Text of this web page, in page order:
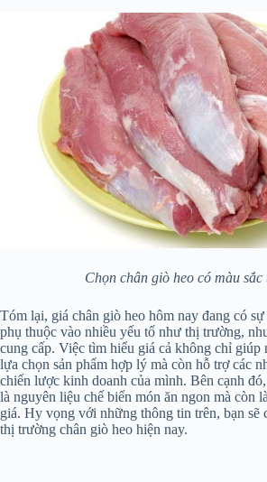
Chọn chân giò heo có màu
Tóm lại, giá chân giò heo hôm nay đang có
phụ thuộc vào nhiều yếu tố như thị trường,
cung cấp. Việc tìm hiểu giá cả không chỉ giúp
lựa chọn sản phẩm hợp lý mà còn hỗ trợ các
chiến lược kinh doanh của mình. Bên cạnh
là nguyên liệu chế biến món ăn ngon mà còn
giá. Hy vọng với những thông tin trên, bạn sẽ
thị trường chân giò heo hiện nay.